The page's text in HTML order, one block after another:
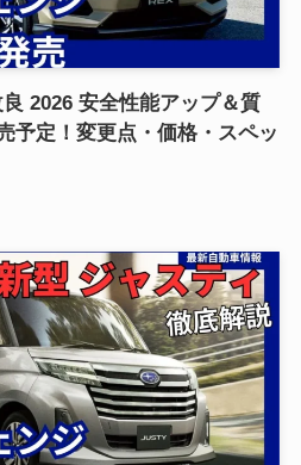
2026 安全性能アップ＆質
予定！変更点・価格・スペッ